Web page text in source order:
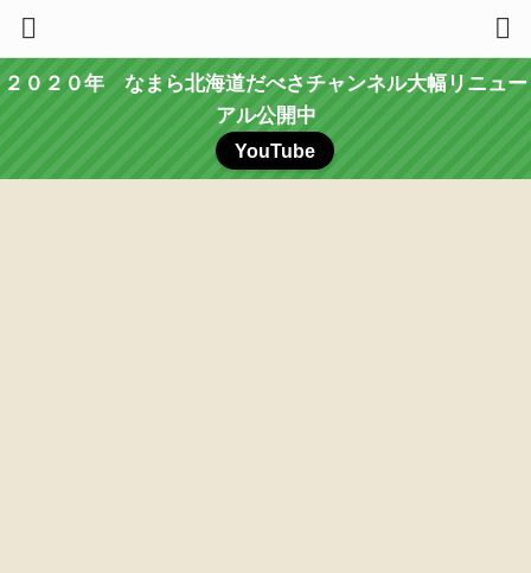
２０２０年 なまら北海道だべさチャンネル大幅リニュー
アル公開中
YouTube